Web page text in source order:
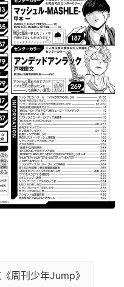
周刊少年Jump》